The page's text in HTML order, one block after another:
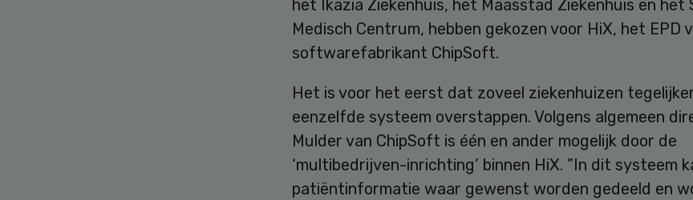
het Ikazia Ziekenhuis, het Maasstad Ziekenhuis en het
Medisch Centrum, hebben gekozen voor HiX, het EPD
softwarefabrikant ChipSoft.
Het is voor het eerst dat zoveel ziekenhuizen
eenzelfde systeem overstappen. Volgens algemeen
Mulder van ChipSoft is één en ander mogelijk door de
‘multibedrijven-inrichting’ binnen HiX. ”In dit systeem
patiëntinformatie waar gewenst worden gedeeld en